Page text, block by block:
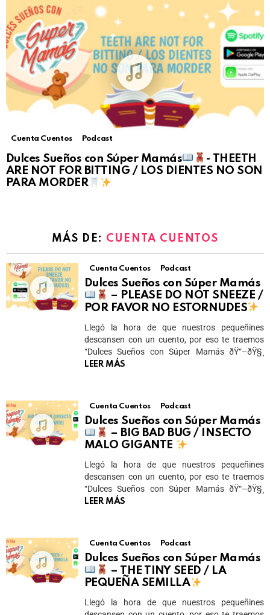
Cuenta Cuentos Podcast
Dulces Sueños con Súper Mamás
- THEETH
ARE NOT FOR BITTING / LOS DIENTES NO SON
PARA MORDER
MÁS DE: CUENTA CUENTOS
Cuenta Cuentos Podcast
Dulces Sueños con Súper Mamás
– PLEASE DO NOT SNEEZE /
POR FAVOR NO ESTORNUDES
Llegó la hora de que nuestros pequeñines
descansen con un cuento, por eso te traemos
“Dulces Sueños con Súper Mamás ðŸ“–ðŸ§¸
LEER MÁS
Cuenta Cuentos Podcast
Dulces Sueños con Súper Mamás
– BIG BAD BUG / INSECTO
MALO GIGANTE
Llegó la hora de que nuestros pequeñines
descansen con un cuento, por eso te traemos
“Dulces Sueños con Súper Mamás ðŸ“–ðŸ§¸
LEER MÁS
Cuenta Cuentos Podcast
Dulces Sueños con Súper Mamás
– THE TINY SEED / LA
PEQUEÑA SEMILLA
Llegó la hora de que nuestros pequeñines